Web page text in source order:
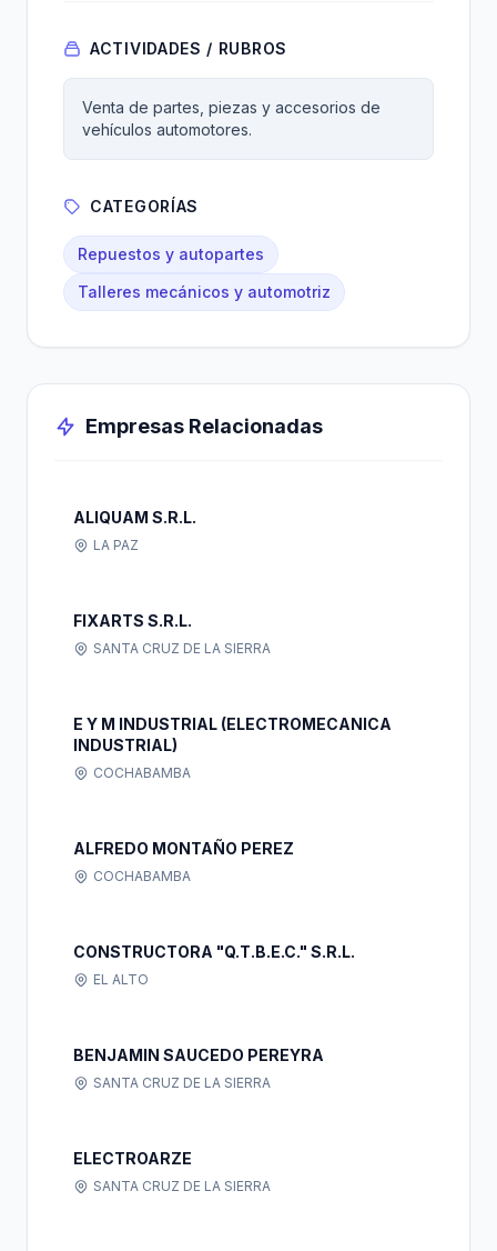
ACTIVIDADES / RUBROS
Venta de partes, piezas y accesorios de
vehículos automotores.
CATEGORÍAS
Repuestos y autopartes
Talleres mecánicos y automotriz
Empresas Relacionadas
ALIQUAM S.R.L.
LA PAZ
FIXARTS S.R.L.
SANTA CRUZ DE LA SIERRA
E Y M INDUSTRIAL (ELECTROMECANICA
INDUSTRIAL)
COCHABAMBA
ALFREDO MONTAÑO PEREZ
COCHABAMBA
CONSTRUCTORA "Q.T.B.E.C." S.R.L.
EL ALTO
BENJAMIN SAUCEDO PEREYRA
SANTA CRUZ DE LA SIERRA
ELECTROARZE
SANTA CRUZ DE LA SIERRA